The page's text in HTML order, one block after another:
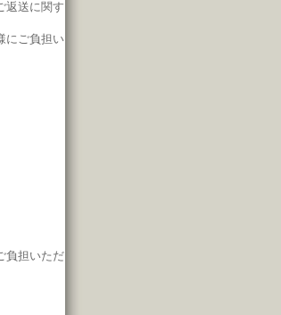
返送に関す
にご負担い
負担いただ